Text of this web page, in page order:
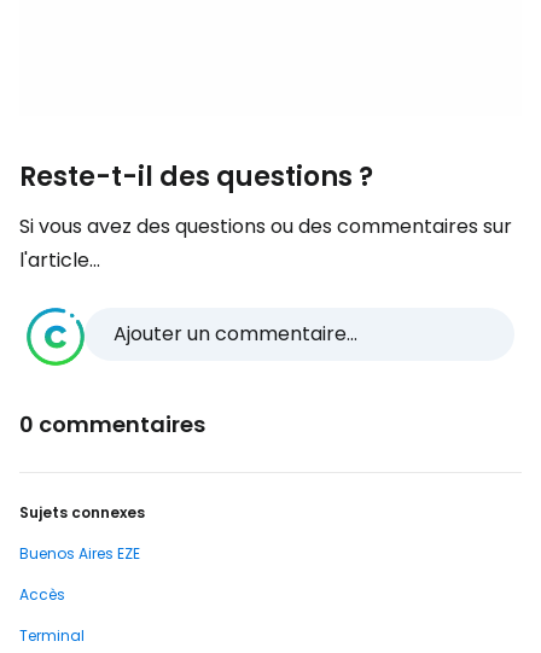
Reste-t-il des questions ?
Si vous avez des questions ou des commentaires sur
l'article...
Ajouter un commentaire...
0 commentaires
Sujets connexes
Buenos Aires EZE
Accès
Terminal